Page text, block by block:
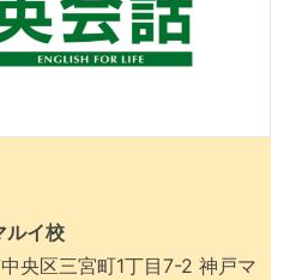
ルイ校
央区三宮町1丁目7-2 神戸マ